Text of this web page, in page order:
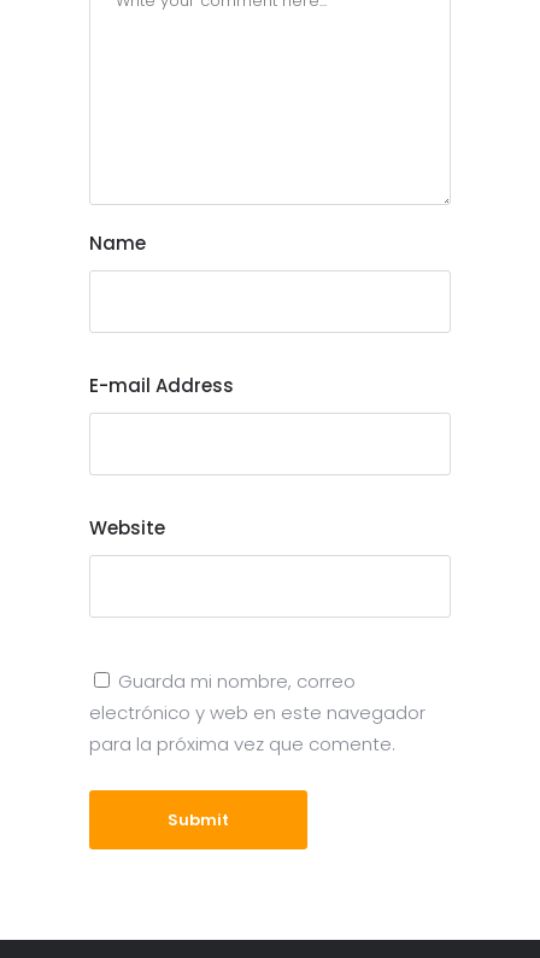
Name
E-mail Address
Website
Guarda mi nombre, correo
electrónico y web en este navegador
para la próxima vez que comente.
Submit